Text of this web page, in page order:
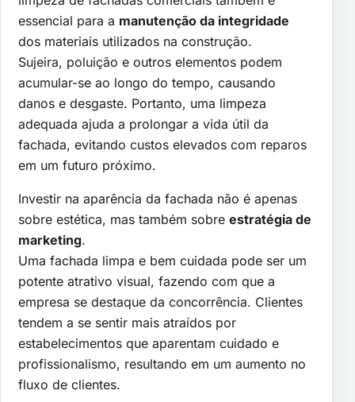
essencial para a manutenção da integridade
dos materiais utilizados na construção.
Sujeira, poluição e outros elementos podem
acumular-se ao longo do tempo, causando
danos e desgaste. Portanto, uma limpeza
adequada ajuda a prolongar a vida útil da
fachada, evitando custos elevados com reparos
em um futuro próximo.
Investir na aparência da fachada não é apenas
sobre estética, mas também sobre estratégia de
marketing.
Uma fachada limpa e bem cuidada pode ser um
potente atrativo visual, fazendo com que a
empresa se destaque da concorrência. Clientes
tendem a se sentir mais atraídos por
estabelecimentos que aparentam cuidado e
profissionalismo, resultando em um aumento no
fluxo de clientes.